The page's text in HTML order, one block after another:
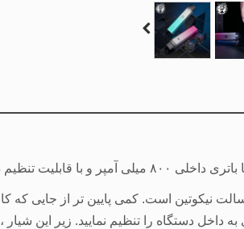
سالت نیکوتین است. کمی پایین تر از جایی
داخل دستگاه را تنظیم نمایید. زیر این